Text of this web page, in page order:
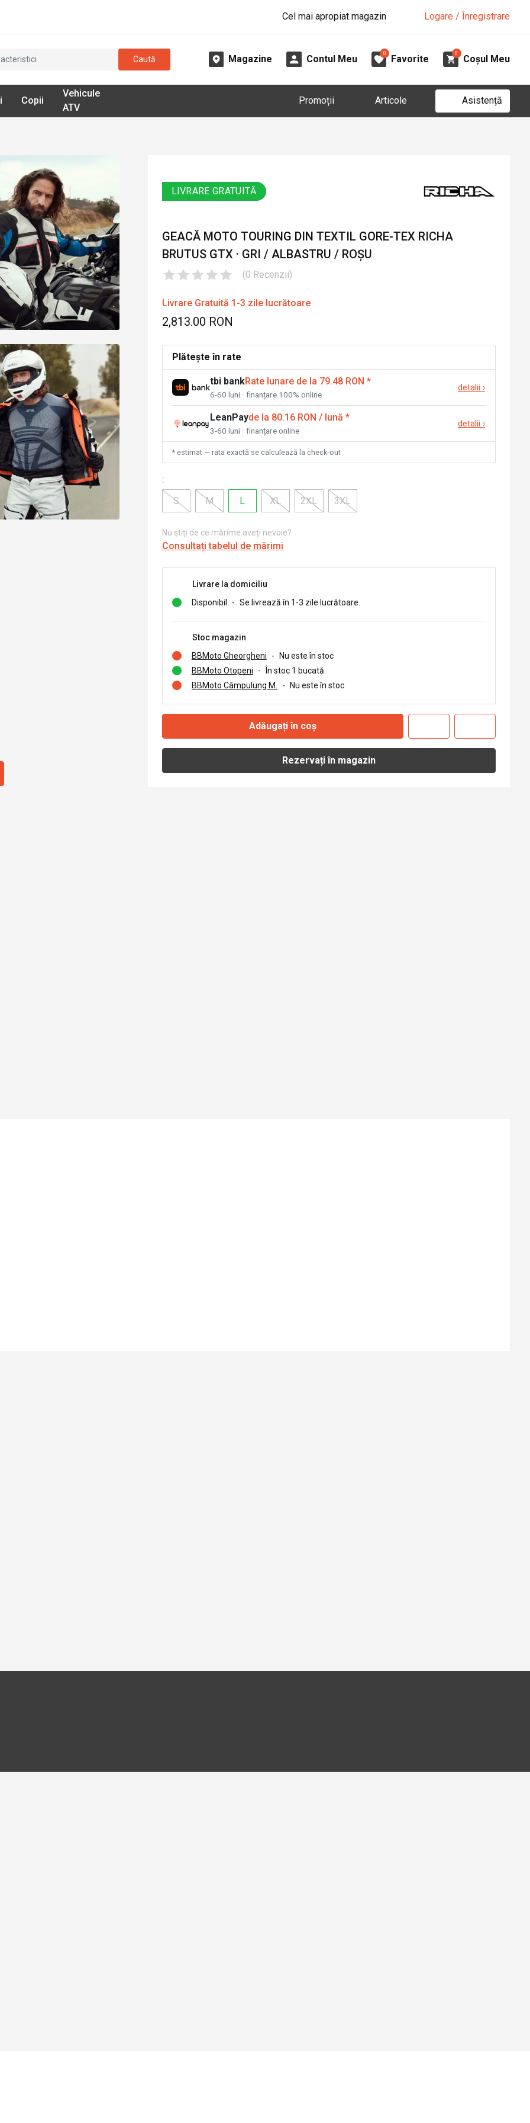
Cel mai apropiat magazin Logare / Înregistrare
Caută Magazine Contul Meu
0
Favorite
0
Coșul Meu
Copii
Vehicule
ATV
Promoții Articole Asistență
LIVRARE GRATUITĂ
GEACĂ MOTO TOURING DIN TEXTIL GORE-TEX RICHA
BRUTUS GTX · GRI / ALBASTRU / ROȘU
(0 Recenzii)
Livrare Gratuită 1-3 zile lucrătoare
2,813.00 RON
Plătește în rate
tbi bankRate lunare de la 79.48 RON *
6-60 luni · finanțare 100% online
detalii ›
LeanPayde la 80.16 RON / lună *
3-60 luni · finanțare online
detalii ›
* estimat — rata exactă se calculează la check-out
:
S
M L XL 2XL 3XL
Nu știți de ce mărime aveți nevoie?
Consultați tabelul de mărimi
Livrare la domiciliu
Disponibil
- Se livrează în 1-3 zile lucrătoare.
Stoc magazin
BBMoto Gheorgheni
-
Nu este în stoc
BBMoto Otopeni
-
În stoc 1 bucată
BBMoto Câmpulung M.
- Nu este în stoc
Adăugați în coș
Rezervați în magazin